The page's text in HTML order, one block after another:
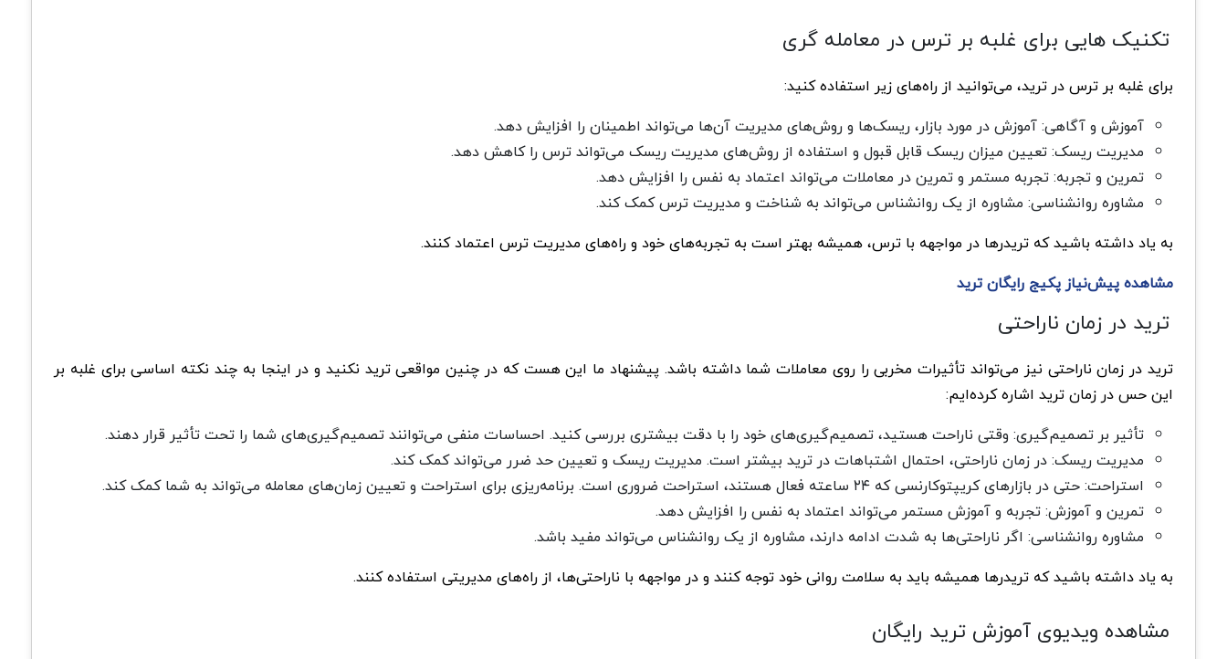
تکنیک هایی برای غلبه بر ترس در معامله گری
برای غلبه بر ترس در ترید، می‌توانید از راه‌های زیر استفاده کنید:
آموزش و آگاهی: آموزش در مورد بازار، ریسک‌ها و روش‌های مدیریت آن‌ها می‌تواند اطمینان را افزایش دهد.
مدیریت ریسک: تعیین میزان ریسک قابل قبول و استفاده از روش‌های مدیریت ریسک می‌تواند ترس را کاهش دهد.
تمرین و تجربه: تجربه مستمر و تمرین در معاملات می‌تواند اعتماد به نفس را افزایش دهد.
مشاوره روانشناسی: مشاوره از یک روانشناس می‌تواند به شناخت و مدیریت ترس کمک کند.
به یاد داشته باشید که تریدرها در مواجهه با ترس، همیشه بهتر است به تجربه‌های خود و راه‌های مدیریت ترس اعتماد کنند.
مشاهده پیش‌نیاز پکیج رایگان ترید
ترید در زمان ناراحتی
ترید در زمان ناراحتی نیز می‌تواند تأثیرات مخربی را روی معاملات شما داشته باشد. پیشنهاد ما این هست که در چنین مواقعی ترید نکنید و در اینجا به چند نکته اساسی برای غلبه بر
این حس در زمان ترید اشاره کرده‌ایم:
تأثیر بر تصمیم‌گیری: وقتی ناراحت هستید، تصمیم‌گیری‌های خود را با دقت بیشتری بررسی کنید. احساسات منفی می‌توانند تصمیم‌گیری‌های شما را تحت تأثیر قرار دهند.
مدیریت ریسک: در زمان ناراحتی، احتمال اشتباهات در ترید بیشتر است. مدیریت ریسک و تعیین حد ضرر می‌تواند کمک کند.
استراحت: حتی در بازارهای کریپتوکارنسی که ۲۴ ساعته فعال هستند، استراحت ضروری است. برنامه‌ریزی برای استراحت و تعیین زمان‌های معامله می‌تواند به شما کمک کند.
تمرین و آموزش: تجربه و آموزش مستمر می‌تواند اعتماد به نفس را افزایش دهد.
مشاوره روانشناسی: اگر ناراحتی‌ها به شدت ادامه دارند، مشاوره از یک روانشناس می‌تواند مفید باشد.
به یاد داشته باشید که تریدرها همیشه باید به سلامت روانی خود توجه کنند و در مواجهه با ناراحتی‌ها، از راه‌های مدیریتی استفاده کنند.
مشاهده ویديوی آموزش ترید رایگان